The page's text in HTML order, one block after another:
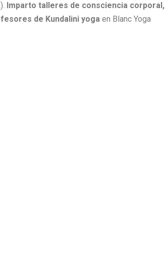
Imparto talleres de consciencia corporal,
de Kundalini yoga en Blanc Yoga